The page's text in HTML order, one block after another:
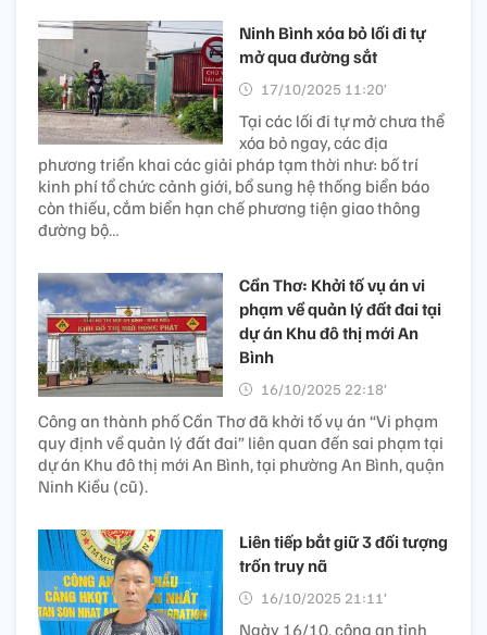
Ninh Bình xóa bỏ lối đi tự
mở qua đường sắt
17/10/2025 11:20’
Tại các lối đi tự mở chưa thể
xóa bỏ ngay, các địa
phương triển khai các giải pháp tạm thời như: bố trí
kinh phí tổ chức cảnh giới, bổ sung hệ thống biển báo
còn thiếu, cắm biển hạn chế phương tiện giao thông
đường bộ…
Cần Thơ: Khởi tố vụ án vi
phạm về quản lý đất đai tại
dự án Khu đô thị mới An
Bình
16/10/2025 22:18’
Công an thành phố Cần Thơ đã khởi tố vụ án “Vi phạm
quy định về quản lý đất đai” liên quan đến sai phạm tại
dự án Khu đô thị mới An Bình, tại phường An Bình, quận
Ninh Kiều (cũ).
Liên tiếp bắt giữ 3 đối tượng
trốn truy nã
16/10/2025 21:11’
Ngày 16/10, công an tỉnh